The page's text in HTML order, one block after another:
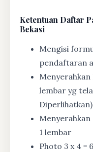
Ketentuan Daftar
Bekasi
Mengisi
pendaftaran
lembar yg
Diperlihatkan)
1 lembar
Photo 3 x 4 =